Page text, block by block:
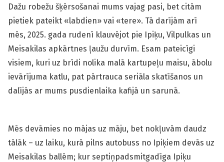
Dažu robežu šķērsošanai mums vajag pasi, bet citām
pietiek pateikt «labdien» vai «tere». Tā darījām arī
mēs, 2025. gada rudenī klauvējot pie Ipiķu, Vilpulkas un
Meisakilas apkārtnes ļaužu durvīm. Esam pateicīgi
visiem, kuri uz brīdi nolika malā kartupeļu maisu, ābolu
ievārījuma katlu, pat pārtrauca seriāla skatīšanos un
dalījās ar mums pusdienlaika kafijā un sarunā.
Mēs devāmies no mājas uz māju, bet nokļuvām daudz
tālāk – uz laiku, kurā pilns autobuss no Ipiķiem devās uz
Meisakilas ballēm; kur septiņpadsmitgadīga Ipiķu